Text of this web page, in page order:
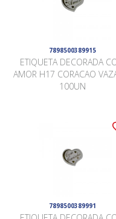
7898500389915
ETIQUETA DECORADA
AMOR H17 CORACAO
100UN
7898500389991